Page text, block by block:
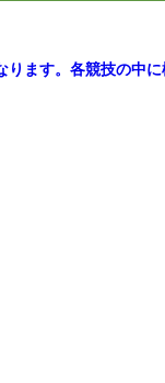
ます。各競技の中